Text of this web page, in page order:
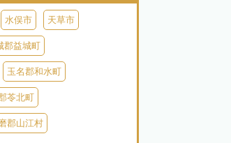
水俣市 天草市
郡益城町
玉名郡和水町
苓北町
郡山江村